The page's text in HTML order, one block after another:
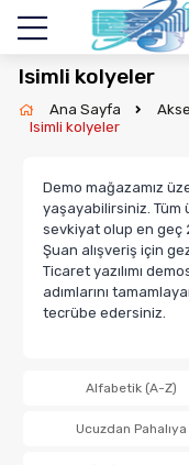
Isimli kolyeler
Ana Sayfa
Isimli kolyeler
Demo mağazamız
yaşayabilirsiniz. Tüm
sevkiyat olup en geç
Şuan alışveriş için
Ticaret yazılımı
adımlarını
tecrübe edersiniz.
Alfabetik (A-Z)
Ucuzdan Pahalıya